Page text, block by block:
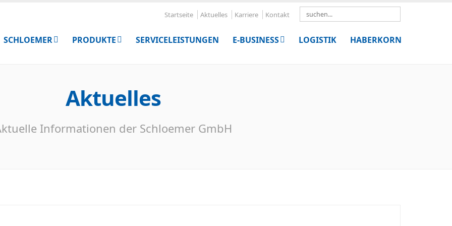
Startseite Aktuelles Karriere Kontakt
SCHLOEMER PRODUKTE SERVICELEISTUNGEN E-BUSINESS LOGISTIK HABERKORN
Aktuelles
Informationen der Schloemer GmbH